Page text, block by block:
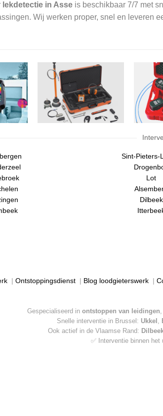
lekdetectie in Asse is beschikbaar 7/7 met
Wij werken proper, snel en leveren
Sint-Pieters-
Lot
Dilbeek
| Ontstoppingsdienst | Blog loodgieterswerk |
Gespecialiseerd in ontstoppen van leidingen,
Snelle interventie in Brussel: Ukkel ,
Ook actief in de Vlaamse Rand:
✅ Interventie binnen